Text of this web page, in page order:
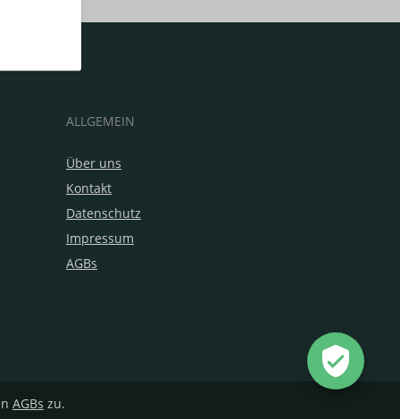
ALLGEMEIN
Über uns
Kontakt
Datenschutz
Impressum
AGBs
AGBs zu.